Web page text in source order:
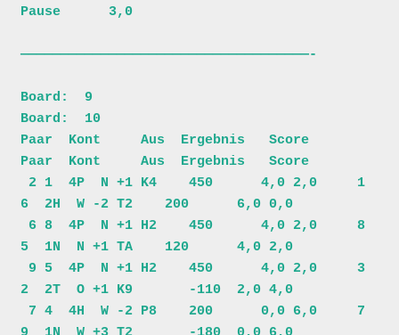
Pause      3,0
————————————————————————————————————-
Board:  9
Board:  10
Paar  Kont     Aus  Ergebnis   Score
Paar  Kont     Aus  Ergebnis   Score
6  2H  W -2 T2    200      6,0 0,0
5  1N  N +1 TA    120      4,0 2,0
2  2T  O +1 K9       -110  2,0 4,0